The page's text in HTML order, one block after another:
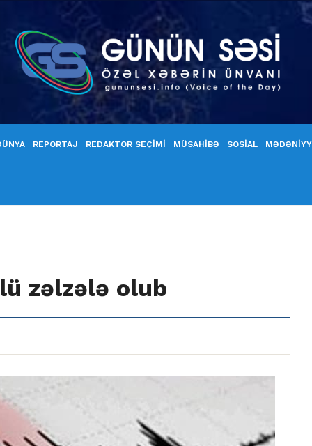
REPORTAJ REDAKTOR SEÇİMİ MÜSAHİBƏ SOSİAL
zəlzələ olub